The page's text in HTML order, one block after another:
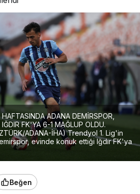
ADANA DEMİRSPOR,
FK'YA 6-1 MAĞLUP OLDU.
ADANA-İHA) Trendyol 1. Lig'in
evinde konuk ettiği Iğdır FK'ya
Beğen